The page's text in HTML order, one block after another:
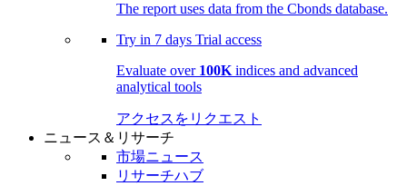
The report uses data from the Cbonds database.
Try in 7 days Trial access
Evaluate over 100K indices and advanced
analytical tools
アクセスをリクエスト
ニュース＆リサーチ
市場ニュース
リサーチハブ